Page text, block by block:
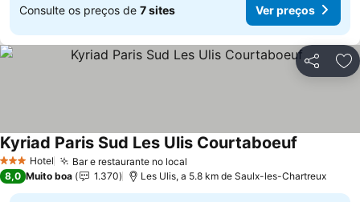
Consulte os preços de 7 sites Ver preços
Partilhar
3 EstrelasHotel Bar e restaurante no local
Kyriad Paris Sud Les Ulis Courtaboeuf
8,0 Muito boa 1.370 Les Ulis, a 5.8 km de Saulx-les-Chartreux